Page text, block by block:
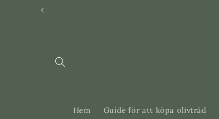
Svenska
Hem Guide för att köpa olivträd